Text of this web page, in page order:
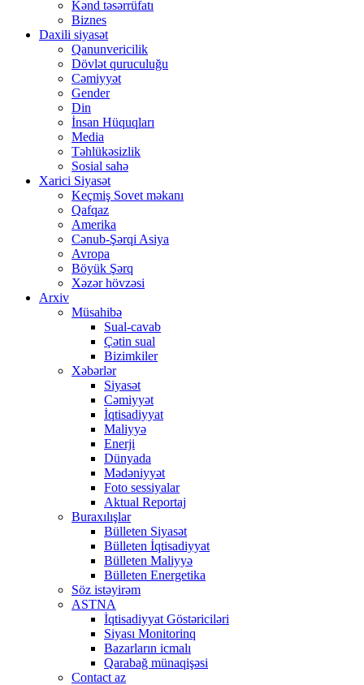
Kənd təsərrüfatı
Biznes
Daxili siyasət
Qanunvericilik
Dövlət quruculuğu
Cəmiyyət
Gender
Din
İnsan Hüquqları
Media
Təhlükəsizlik
Sosial sahə
Xarici Siyasət
Keçmiş Sovet məkanı
Qafqaz
Amerika
Cənub-Şərqi Asiya
Avropa
Böyük Şərq
Xəzər hövzəsi
Arxiv
Müsahibə
Sual-cavab
Çətin sual
Bizimkiler
Xəbərlər
Siyasət
Cəmiyyət
İqtisadiyyat
Maliyyə
Enerji
Dünyada
Mədəniyyət
Foto sessiyalar
Aktual Reportaj
Buraxılışlar
Bülleten Siyasət
Bülleten İqtisadiyyat
Bülleten Maliyyə
Bülleten Energetika
Söz istəyirəm
ASTNA
İqtisadiyyat Göstəriciləri
Siyası Monitorinq
Bazarların icmalı
Qarabağ münaqişəsi
Contact az